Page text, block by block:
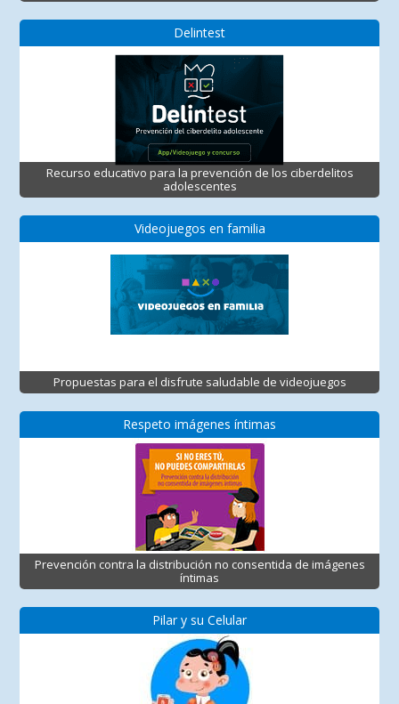
Delintest
Recurso educativo para la prevención de los ciberdelitos
adolescentes
Videojuegos en familia
Propuestas para el disfrute saludable de videojuegos
Respeto imágenes íntimas
Prevención contra la distribución no consentida de imágenes
íntimas
Pilar y su Celular